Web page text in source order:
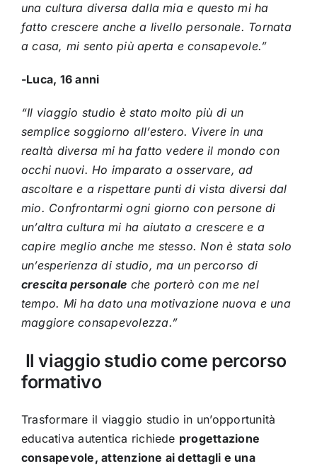
una cultura diversa dalla mia e questo mi ha
fatto crescere anche a livello personale. Tornata
a casa, mi sento più aperta e consapevole.”
-Luca, 16 anni
“Il viaggio studio è stato molto più di un
semplice soggiorno all’estero. Vivere in una
realtà diversa mi ha fatto vedere il mondo con
occhi nuovi. Ho imparato a osservare, ad
ascoltare e a rispettare punti di vista diversi dal
mio. Confrontarmi ogni giorno con persone di
un’altra cultura mi ha aiutato a crescere e a
capire meglio anche me stesso. Non è stata solo
un’esperienza di studio, ma un percorso di
crescita personale che porterò con me nel
tempo. Mi ha dato una motivazione nuova e una
maggiore consapevolezza.”
Il viaggio studio come percorso
formativo
Trasformare il viaggio studio in un’opportunità
educativa autentica richiede progettazione
consapevole, attenzione ai dettagli e una